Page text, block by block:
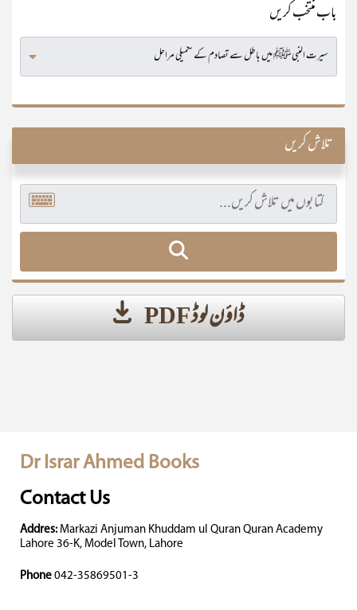
باب منتخب کریں
تلاش کریں
ڈاؤن لوڈ PDF
Dr Israr Ahmed Books
Contact Us
Addres: Markazi Anjuman Khuddam ul Quran Quran Academy
Lahore 36-K, Model Town, Lahore
Phone 042-35869501-3